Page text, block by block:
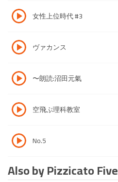
女性上位時代 #3
ヴァカンス
〜朗読:沼田元氣
空飛ぶ理科教室
No.5
Also by Pizzicato Five